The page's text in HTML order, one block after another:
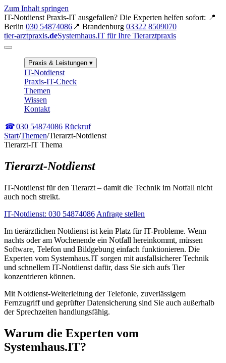
Zum Inhalt springen
IT-Notdienst Praxis-IT ausgefallen? Die Experten helfen sofort: 📍
Berlin 030 54874086 📍 Brandenburg 03322 8509070
tier-arztpraxis.deSystemhaus.IT für Ihre Tierarztpraxis
Praxis & Leistungen ▾
IT-Notdienst
Praxis-IT-Check
Themen
Wissen
Kontakt
☎030 54874086 Rückruf
Start/Themen/Tierarzt-Notdienst
Tierarzt-IT Thema
Tierarzt-Notdienst
IT-Notdienst für den Tierarzt – damit die Technik im Notfall nicht
auch noch streikt.
IT-Notdienst: 030 54874086 Anfrage stellen
Im tierärztlichen Notdienst ist kein Platz für IT-Probleme. Wenn
nachts oder am Wochenende ein Notfall hereinkommt, müssen
Software, Telefon und Bildgebung einfach funktionieren. Die
Experten vom Systemhaus.IT sorgen mit ausfallsicherer Technik
und schnellem IT-Notdienst dafür, dass Sie sich aufs Tier
konzentrieren können.
Mit Notdienst-Weiterleitung der Telefonie, zuverlässigem
Fernzugriff und geprüfter Datensicherung sind Sie auch außerhalb
der Sprechzeiten handlungsfähig.
Warum die Experten vom
Systemhaus.IT?